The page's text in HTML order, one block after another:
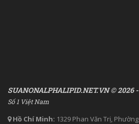
SUANONALPHALIPID.NET.VN © 2026 -
Số 1 Việt Nam
Hồ Chí Minh: 1329 Phan Văn Trị,